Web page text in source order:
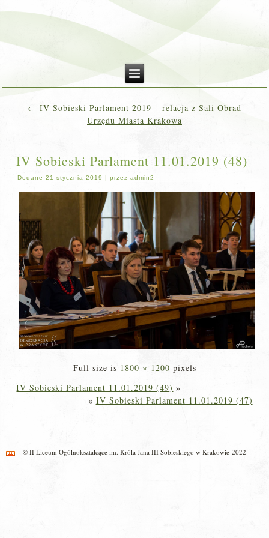
← IV Sobieski Parlament 2019 – relacja z Sali Obrad
Urzędu Miasta Krakowa
IV Sobieski Parlament 11.01.2019 (48)
Dodane 21 stycznia 2019 |przez admin2
Full size is 1800 × 1200 pixels
IV Sobieski Parlament 11.01.2019 (49) »
« IV Sobieski Parlament 11.01.2019 (47)
© II Liceum Ogólnokształcące im. Króla Jana III Sobieskiego w Krakowie 2022